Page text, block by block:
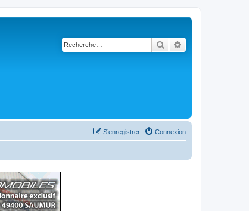
Rechercher
Connexion
S’enregistrer